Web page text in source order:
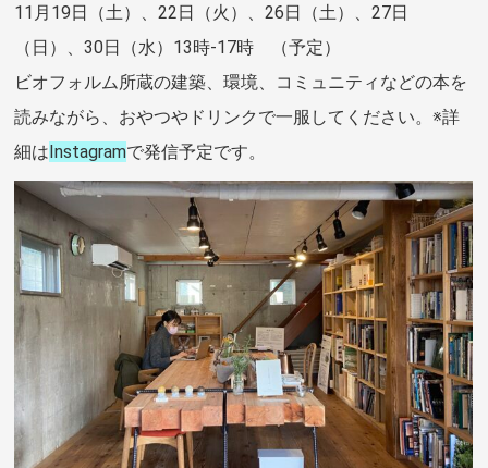
11月19日（土）、22日（火）、26日（土）、27日
（日）、30日（水）13時-17時 （予定）
ビオフォルム所蔵の建築、環境、コミュニティなどの本を
読みながら、おやつやドリンクで一服してください。※詳
細はInstagramで発信予定です。